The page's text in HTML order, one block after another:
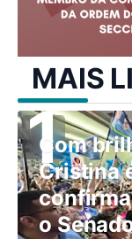
MAIS
Com
Cristina
o